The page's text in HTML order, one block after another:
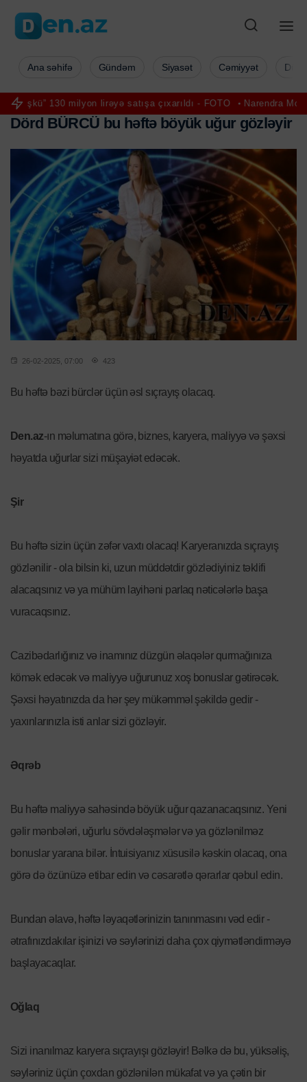
lirəyə satışa çıxarıldı - FOTO Narendra Modinin videosu
Ana səhifə Gündəm Siyasət Cəmiyyət
Dörd BÜRCÜ bu həftə böyük uğur gözləyir
26-02-2025, 07:00 423
Bu həftə bəzi bürclər üçün əsl sıçrayış olacaq.
Den.az-ın məlumatına görə, biznes, karyera, maliyyə və şəxsi
həyatda uğurlar sizi müşayiət edəcək.
Şir
Bu həftə sizin üçün zəfər vaxtı olacaq! Karyeranızda sıçrayış
gözlənilir - ola bilsin ki, uzun müddətdir gözlədiyiniz təklifi
alacaqsınız və ya mühüm layihəni parlaq nəticələrlə başa
vuracaqsınız.
Cazibədarlığınız və inamınız düzgün əlaqələr qurmağınıza
kömək edəcək və maliyyə uğurunuz xoş bonuslar gətirəcək.
Şəxsi həyatınızda da hər şey mükəmməl şəkildə gedir -
yaxınlarınızla isti anlar sizi gözləyir.
Əqrəb
Bu həftə maliyyə sahəsində böyük uğur qazanacaqsınız. Yeni
gəlir mənbələri, uğurlu sövdələşmələr və ya gözlənilməz
bonuslar yarana bilər. İntuisiyanız xüsusilə kəskin olacaq, ona
görə də özünüzə etibar edin və cəsarətlə qərarlar qəbul edin.
Bundan əlavə, həftə ləyaqətlərinizin tanınmasını vəd edir -
ətrafınızdakılar işinizi və səylərinizi daha çox qiymətləndirməyə
başlayacaqlar.
Oğlaq
Sizi inanılmaz karyera sıçrayışı gözləyir! Bəlkə də bu, yüksəliş,
səyləriniz üçün çoxdan gözlənilən mükafat və ya çətin bir